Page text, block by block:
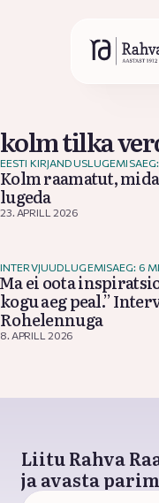
kolm tilka
EESTI KIRJANDUS
Kolm raamatut,
lugeda
23. APRILL 2026
INTERVJUUDLUGEMISAEG: 6
ei oota
kogu aeg peal.”
Rohelennuga
8. APRILL 2026
Liitu Rahva
ja avasta